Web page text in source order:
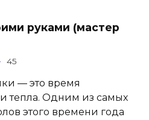
руками (мастер
45
— это время
тепла. Одним из самых
этого времени года